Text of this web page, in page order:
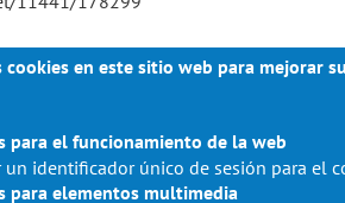
cookies en este sitio web para mejorar
para el funcionamiento de la web
un identificador único de sesión para el
para elementos multimedia